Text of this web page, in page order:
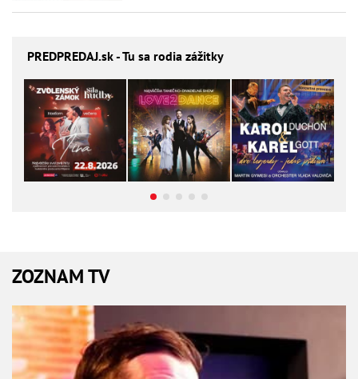
PREDPREDAJ.sk - Tu sa rodia zážitky
ZOZNAM TV